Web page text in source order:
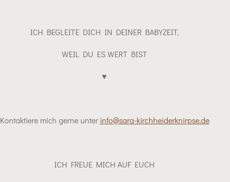
ICH BEGLEITE DICH IN DEINER BABYZEIT,
WEIL DU ES WERT BIST
♥️
Kontaktiere mich gerne unterinfo@sara-kirchheiderknirpse.de
ICH FREUE MICH AUF EUCH